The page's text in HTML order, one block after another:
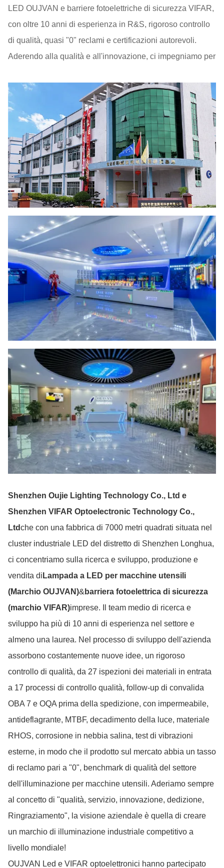
LED OUJVAN e barriere fotoelettriche di sicurezza VIFAR,
con oltre 10 anni di esperienza in R&S, rigoroso controllo
di qualità, quasi "0" reclami e certificazioni autorevoli.
Aderendo alla qualità e all'innovazione, ci impegniamo per
Shenzhen Oujie Lighting Technology Co., Ltd e
Shenzhen VIFAR Optoelectronic Technology Co.,
Ltdche con una fabbrica di 7000 metri quadrati situata nel
cluster industriale LED del distretto di Shenzhen Longhua,
ci concentriamo sulla ricerca e sviluppo, produzione e
vendita di Lampada a LED per macchine utensili
(Marchio OUJVAN)& barriera fotoelettrica di sicurezza
(marchio VIFAR)imprese. Il team medio di ricerca e
sviluppo ha più di 10 anni di esperienza nel settore e
almeno una laurea. Nel processo di sviluppo dell'azienda
assorbono costantemente nuove idee, un rigoroso
controllo di qualità, da 27 ispezioni dei materiali in entrata
a 17 processi di controllo qualità, follow-up di convalida
OBA 7 e OQA prima della spedizione, con impermeabile,
antideflagrante, MTBF, decadimento della luce, materiale
RHOS, corrosione in nebbia salina, test di vibrazioni
esterne, in modo che il prodotto sul mercato abbia un tasso
di reclamo pari a "0", benchmark di qualità del settore
dell'illuminazione per macchine utensili. Aderiamo sempre
al concetto di "qualità, servizio, innovazione, dedizione,
Ringraziamento", la visione aziendale è quella di creare
un marchio di illuminazione industriale competitivo a
livello mondiale!
OUJVAN Led e VIFAR optoelettronici hanno partecipato